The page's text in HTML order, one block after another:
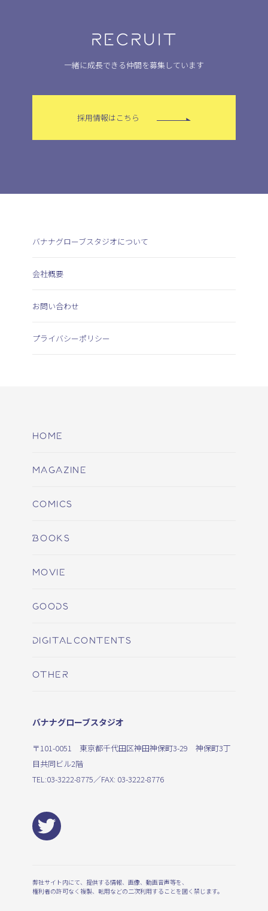
RECRUIT
一緒に成長できる仲間を募集しています
採用情報はこちら
バナナグローブスタジオについて
会社概要
お問い合わせ
プライバシーポリシー
HOME
MAGAZINE
COMICS
BOOKS
MOVIE
GOODS
DIGITALCONTENTS
OTHER
バナナグローブスタジオ
〒101-0051 東京都千代田区神田神保町3-29 神保町3丁
目共同ビル2階
TEL:03-3222-8775／FAX: 03-3222-8776
弊社サイト内にて、提供する情報、画像、動画音声等を、
権利者の許可なく複製、転用などの二次利用することを固く禁じます。